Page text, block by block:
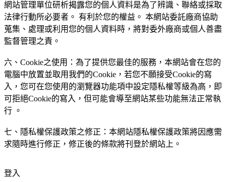
網站管理單位研析揭露您的個人資料是為了辨識、聯絡或採取
法律行動所必要者。 有利於您的權益。 本網站委託廠商協助
蒐集、處理或利用您的個人資料時，將對委外廠商或個人善盡
監督管理之責。
六、Cookie之使用：為了提供您最佳的服務，本網站會在您的
電腦中放置並取用我們的Cookie，若您不願接受Cookie的寫
入，您可在您使用的瀏覽器功能項中設定隱私權等級為高，即
可拒絕Cookie的寫入，但可能會導至網站某些功能無法正常執
行 。
七、隱私權保護政策之修正：本網站隱私權保護政策將因應需
求隨時進行修正，修正後的條款將刊登於網站上。
登入